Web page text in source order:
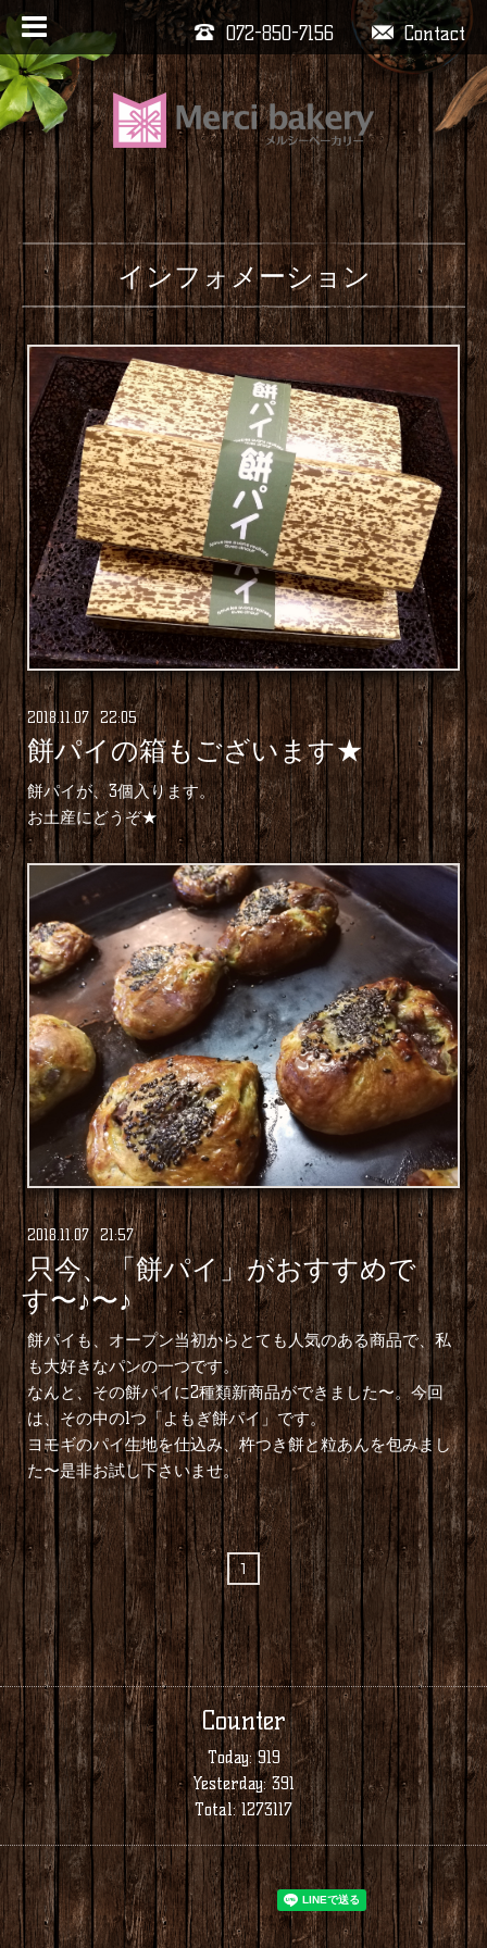
Contact
072-850-7156
インフォメーション
2018.11.07 22:05
餅パイの箱もございます★
餅パイが、3個入ります。
お土産にどうぞ★
2018.11.07 21:57
只今、「餅パイ」がおすすめで
す〜♪〜♪
餅パイも、オープン当初からとても人気のある商品で、私
も大好きなパンの一つです。
なんと、その餅パイに2種類新商品ができました〜。今回
は、その中の1つ「よもぎ餅パイ」です。
ヨモギのパイ生地を仕込み、杵つき餅と粒あんを包みまし
た〜是非お試し下さいませ。
1
Counter
Today:919
Yesterday:391
Total:1273117